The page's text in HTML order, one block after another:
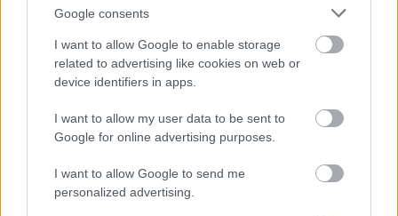
Google consents
I want to allow Google to enable storage
related to advertising like cookies on web or
device identifiers in apps.
I want to allow my user data to be sent to
Google for online advertising purposes.
I want to allow Google to send me
personalized advertising.
Ettől a bortól egyszerre vártam a legtöbbet, és
kaptam a legkevesebbet. Az illatot vastag, sűrű,
pörkölt magvas aromákkal operáló hordó uralja,
mögötte csak minimálisan tűnnek fel az érettebb
puhának és savszegénynek érezni, cserébe viszont ül
rajta a fa rendesen. Mindezek együtt egy farnehéz,
lomha és díszítetlen bor benyomását keltik, amiből
talán érdekes az első korty, de a másodikat és a
harmadikat már kevésbé kívánjuk. Jelen formájában